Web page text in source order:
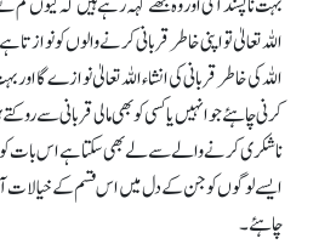
اللہ تعالیٰ تو اپنی خاطر قربانی کرنے والوں کو
اللہ کی خاطر قربانی کی انشاء اللہ تعالیٰ نوازے گا
کرنی چاہئے جو انہیں یا کسی کو بھی مالی قربانی سے
ناشکری کرنے والے سے لے بھی سکتا ہے اس بات کو
ایسے لوگوں کو جن کے دل میں اس قسم کے خیالات
چاہئے۔